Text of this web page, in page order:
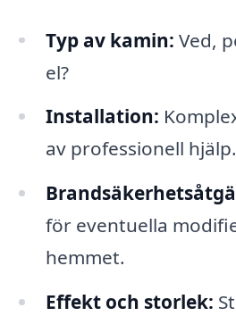
Typ av kamin: Ved,
el?
Installation:
av professionell hjälp.
för eventuella
hemmet.
Effekt och storlek: